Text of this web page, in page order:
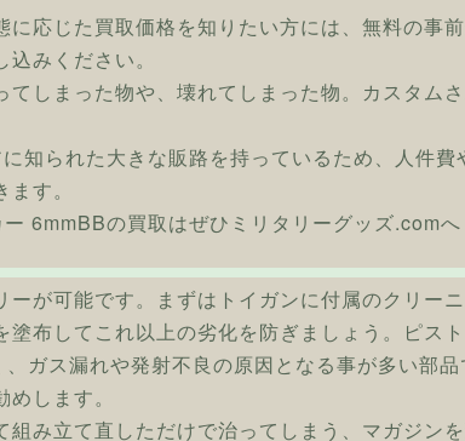
応じた買取価格を知りたい方には、無料の事
みください。
しまった物や、壊れてしまった物。カスタム
知られた大きな販路を持っているため、人件費
す。
6mmBBの買取はぜひミリタリーグッズ.comへ
が可能です。まずはトイガンに付属のクリー
布してこれ以上の劣化を防ぎましょう。ピス
ガス漏れや発射不良の原因となる事が多い部品
します。
み立て直しただけで治ってしまう、マガジン